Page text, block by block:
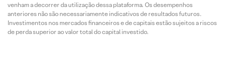
venham a decorrer da utilização dessa plataforma. Os desempenhos
anteriores não são necessariamente indicativos de resultados futuros.
Investimentos nos mercados financeiros e de capitais estão sujeitos a riscos
de perda superior ao valor total do capital investido.